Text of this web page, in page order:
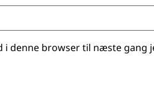
i denne browser til næste gang